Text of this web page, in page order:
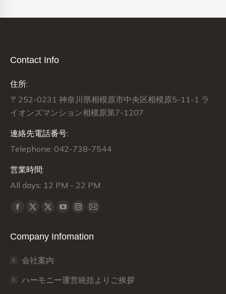
Contact Info
住所:
〒252-0231 神奈川県相模原市中央区相模原5-11-1 ラ
イオンズマンション相模原第7-1207
連絡先電話番号:
Telephone: 042-738-7544
営業時間:
All days: 12 PM - 22 PM
Find us on:
Facebook
opens
new
window
X
opens
new
window
X
opens
new
window
YouTube
opens
window
Instagram
opens
window
Mail
opens
window
Company Infomation
会社案内
ハーモニー運営統括よりご挨拶